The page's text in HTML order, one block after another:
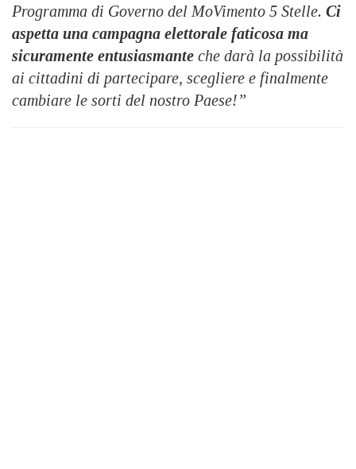
Programma di Governo del MoVimento 5 Stelle. Ci
aspetta una campagna elettorale faticosa ma
sicuramente entusiasmante che darà la possibilità
ai cittadini di partecipare, scegliere e finalmente
cambiare le sorti del nostro Paese!”